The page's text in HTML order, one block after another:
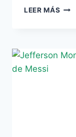
LEER MÁS NENE
EL